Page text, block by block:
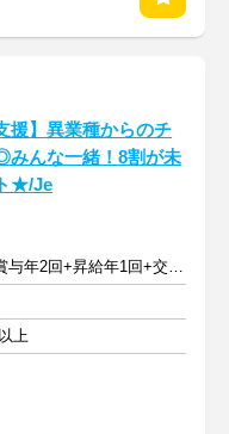
援】異業種からのチ
みんな一緒！8割が未
★/Je
月給28～45.1万円+賞与年2回+昇給年1回+交通費全額
上